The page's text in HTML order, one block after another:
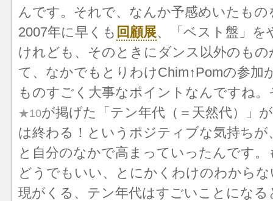
んです。それで、なんか予感めいたもの
2007年に早くも 回顧展、「ベスト盤」
けれども、そのときにダンス以外のも
て、なかでもとりわけChim↑Pomの参加
ものすごく大事なポイントなんですね
★10が掲げた「テン年代（＝天然代）」
は終わる！というポジティブな気持ちが
と自分のなかで高まっていったんです
どうでもいい、とにかくわけのわから
現がくる、テン年代はすごいことにな